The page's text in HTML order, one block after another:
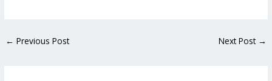
← Previous Post Next Post →